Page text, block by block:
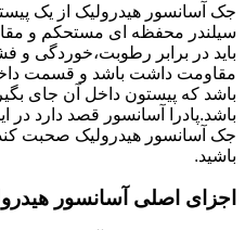
جک آسانسور هیدرولیک از یک
سیلندر محفظه ای مستحکم و
باید در برابر رطوبت،خوردگی و
مقاومت داشت باشد و قسمت
باشد که پیستون داخل آن جای
باشد.پادرا آسانسور قصد دارد
جک آسانسور هیدرولیک صحبت
باشید.
اجزای اصلی آسانسور